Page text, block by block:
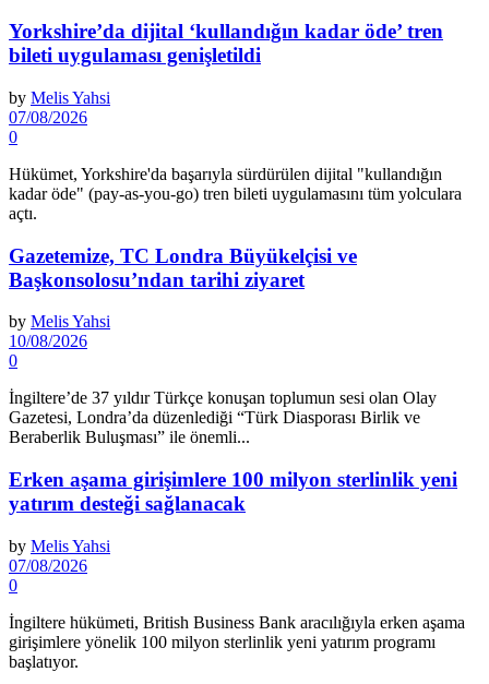
Yorkshire’da dijital ‘kullandığın kadar öde’ tren
bileti uygulaması genişletildi
by Melis Yahsi
07/08/2026
0
Hükümet, Yorkshire'da başarıyla sürdürülen dijital "kullandığın
kadar öde" (pay-as-you-go) tren bileti uygulamasını tüm yolculara
açtı.
Gazetemize, TC Londra Büyükelçisi ve
Başkonsolosu’ndan tarihi ziyaret
by Melis Yahsi
10/08/2026
0
İngiltere’de 37 yıldır Türkçe konuşan toplumun sesi olan Olay
Gazetesi, Londra’da düzenlediği “Türk Diasporası Birlik ve
Beraberlik Buluşması” ile önemli...
Erken aşama girişimlere 100 milyon sterlinlik yeni
yatırım desteği sağlanacak
by Melis Yahsi
07/08/2026
0
İngiltere hükümeti, British Business Bank aracılığıyla erken aşama
girişimlere yönelik 100 milyon sterlinlik yeni yatırım programı
başlatıyor.